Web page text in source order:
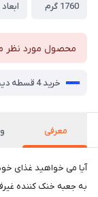
1760 گرم
محصول مورد نظر
خرید 4 قسطه دیجی پی
معرفی
آیا می خواهید غذای